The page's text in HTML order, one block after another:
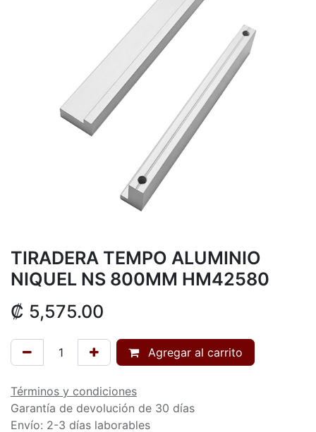
TIRADERA TEMPO ALUMINIO
NIQUEL NS 800MM HM42580
₡ 5,575.00
Agregar al carrito
Términos y condiciones
Garantía de devolución de 30 días
Envío: 2-3 días laborables